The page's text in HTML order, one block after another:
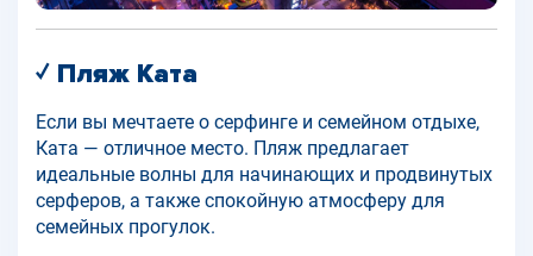
✓ Пляж Ката
Если вы мечтаете о серфинге и семейном отдыхе,
Ката — отличное место. Пляж предлагает
идеальные волны для начинающих и продвинутых
серферов, а также спокойную атмосферу для
семейных прогулок.